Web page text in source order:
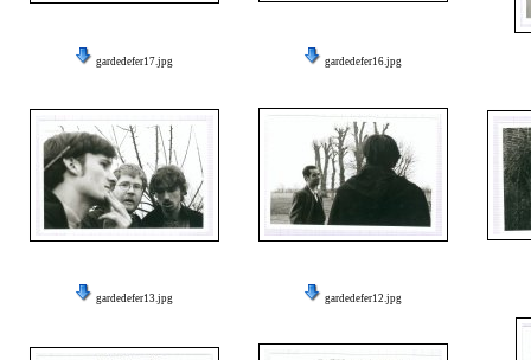
gardedefer17.jpg gardedefer16.jpg
gardedefer13.jpg gardedefer12.jpg